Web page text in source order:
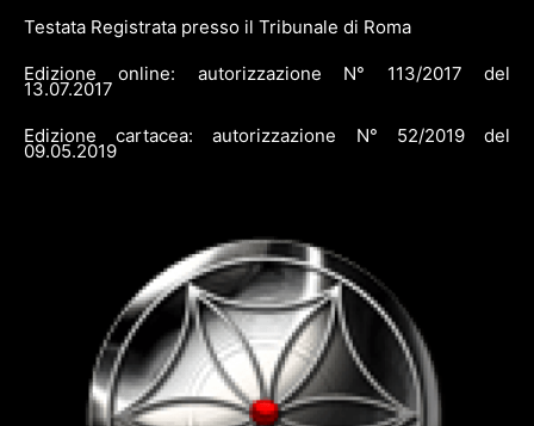
Testata Registrata presso il Tribunale di Roma
Edizione online: autorizzazione N° 113/2017 del
13.07.2017
Edizione cartacea: autorizzazione N° 52/2019 del
09.05.2019